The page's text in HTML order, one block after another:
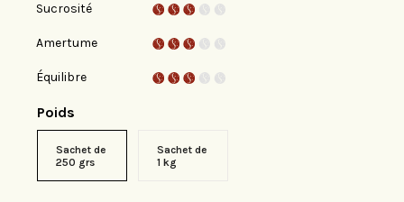
Sucrosité
Amertume
Équilibre
Poids
Sachet de
250 grs
Sachet de
1 kg